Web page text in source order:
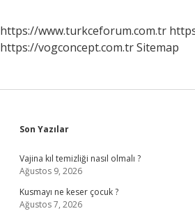
https://www.turkceforum.com.tr
https://vogconcept.com.trSitemap
Sidebar
Son Yazılar
Vajina kıl temizliği nasıl olmalı ?
Ağustos 9, 2026
Kusmayı ne keser çocuk ?
Ağustos 7, 2026